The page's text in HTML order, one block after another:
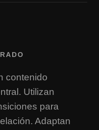
contenido
Utilizan
para
Adaptan